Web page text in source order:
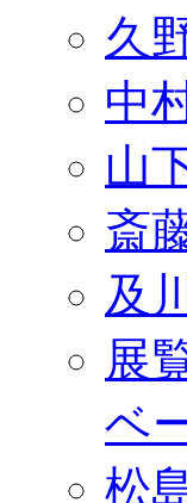
久
中
山
斎
及
展
ベ
松